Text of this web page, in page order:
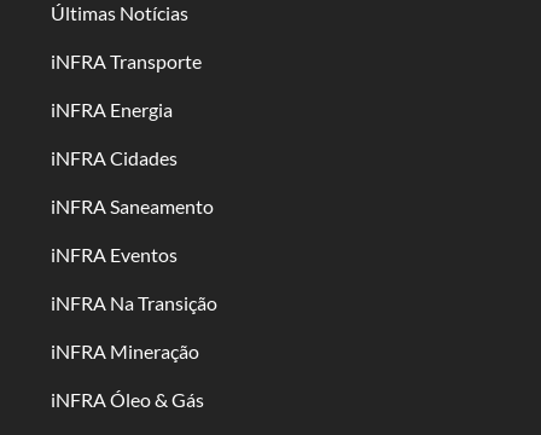
Últimas Notícias
iNFRA Transporte
iNFRA Energia
iNFRA Cidades
iNFRA Saneamento
iNFRA Eventos
iNFRA Na Transição
iNFRA Mineração
iNFRA Óleo & Gás